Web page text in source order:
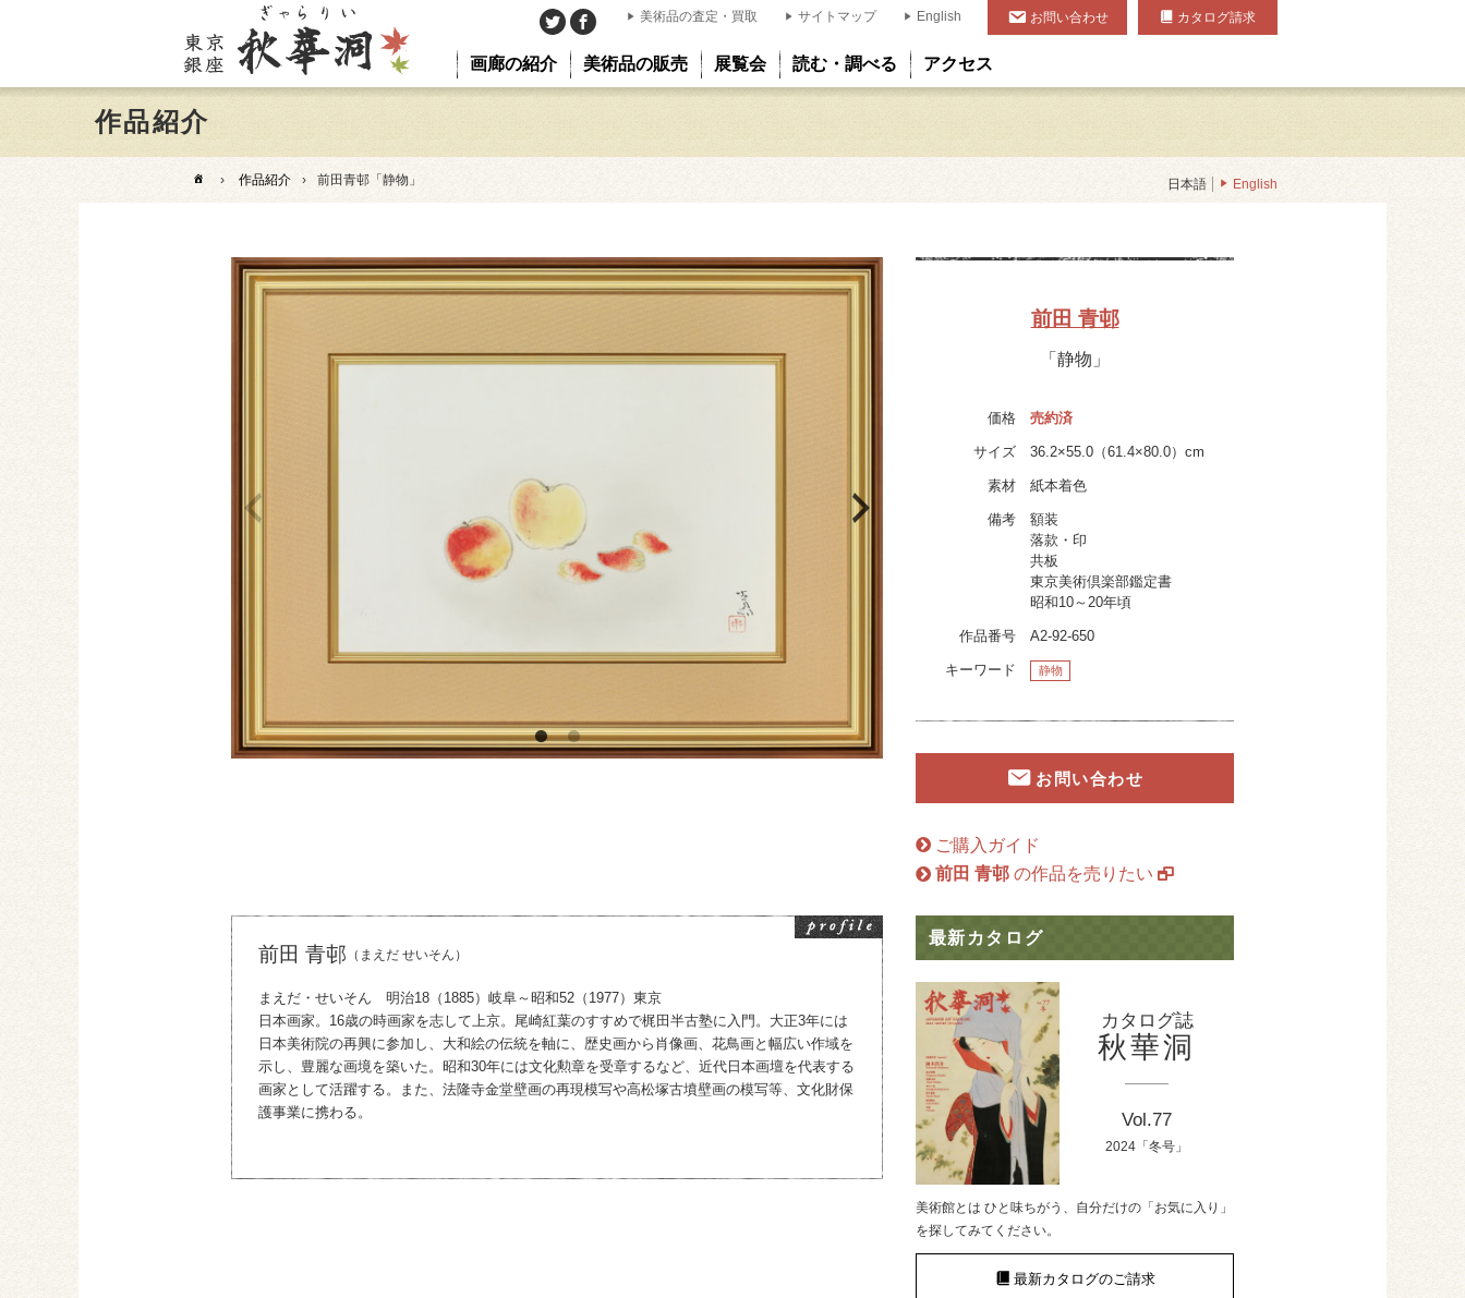
絵画骨董買取プロ
画廊の紹介 美術品の販売 展覧会 読む・調べる アクセス
美術品の査定・買取 サイトマップ English お問い合わせ カタログ請求
作品紹介
› 作品紹介 › 前田青邨「静物」 日本語 English
前田 青邨
「静物」
価格 売約済
サイズ 36.2×55.0（61.4×80.0）cm
素材 紙本着色
備考
額装
落款・印
共板
東京美術倶楽部鑑定書
昭和10～20年頃
作品番号 A2-92-650
キーワード 静物
お問い合わせ
ご購入ガイド
前田 青邨 の作品を売りたい
前田 青邨 （まえだ せいそん）
まえだ・せいそん 明治18（1885）岐阜～昭和52（1977）東京
日本画家。16歳の時画家を志して上京。尾崎紅葉のすすめで梶田半古塾に入門。大正3年には
日本美術院の再興に参加し、大和絵の伝統を軸に、歴史画から肖像画、花鳥画と幅広い作域を
示し、豊麗な画境を築いた。昭和30年には文化勲章を受章するなど、近代日本画壇を代表する
画家として活躍する。また、法隆寺金堂壁画の再現模写や高松塚古墳壁画の模写等、文化財保
護事業に携わる。
最新カタログ
カタログ誌
秋華洞
Vol.77
2024「冬号」
美術館とは ひと味ちがう、自分だけの「お気に入り」
を探してみてください。
最新カタログのご請求